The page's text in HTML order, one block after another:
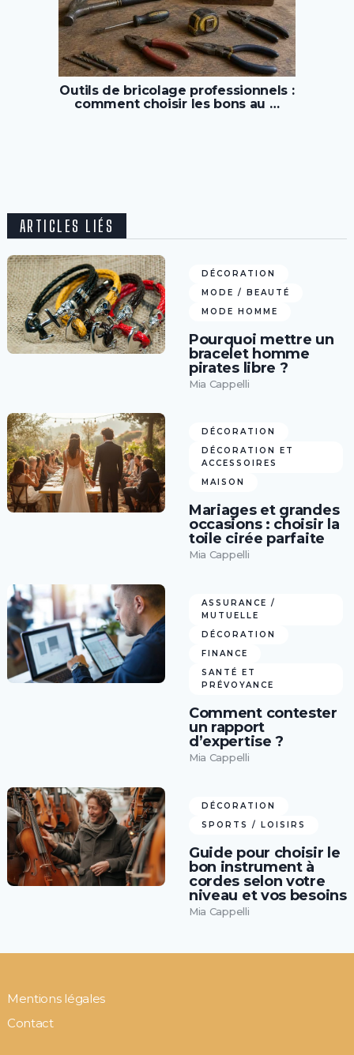
Outils de bricolage professionnels :
comment choisir les bons au …
ARTICLES LIÉS
DÉCORATION
MODE / BEAUTÉ
MODE HOMME
Pourquoi mettre un
bracelet homme
pirates libre ?
Mia Cappelli
DÉCORATION
DÉCORATION ET
ACCESSOIRES
MAISON
Mariages et grandes
occasions : choisir la
toile cirée parfaite
Mia Cappelli
ASSURANCE /
MUTUELLE
DÉCORATION
FINANCE
SANTÉ ET
PRÉVOYANCE
Comment contester
un rapport
d’expertise ?
Mia Cappelli
DÉCORATION
SPORTS / LOISIRS
Guide pour choisir le
bon instrument à
cordes selon votre
niveau et vos besoins
Mia Cappelli
Mentions légales
Contact